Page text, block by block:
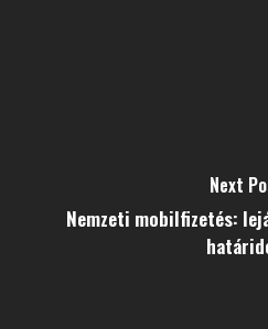
Next
Nemzeti mobilfizetés: